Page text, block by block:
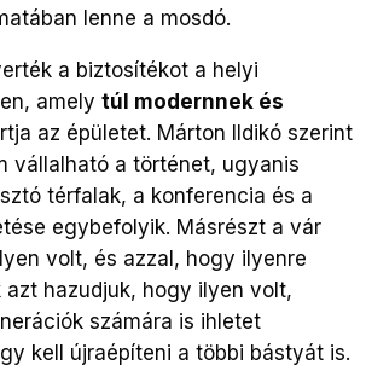
lenne a mosdó.
a biztosítékot a helyi
amely túl modernnek és
az épületet. Márton Ildikó szerint
vállalható a történet, ugyanis
térfalak, a konferencia és a
egybefolyik. Másrészt a vár
volt, és azzal, hogy ilyenre
azt hazudjuk, hogy ilyen volt,
számára is ihletet
kell újraépíteni a többi bástyát is.